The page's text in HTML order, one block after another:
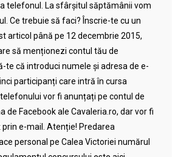
telefonul. La sfârșitul săptămânii vom
Ce trebuie să faci? Înscrie-te cu un
articol până pe 12 decembrie 2015,
să menționezi contul tău de
te că introduci numele și adresa de e-
participanți care intră în cursa
vor fi anunțați pe contul de
de Facebook ale Cavaleria.ro, dar vor fi
e-mail. Atenție! Predarea
personal pe Calea Victoriei numărul